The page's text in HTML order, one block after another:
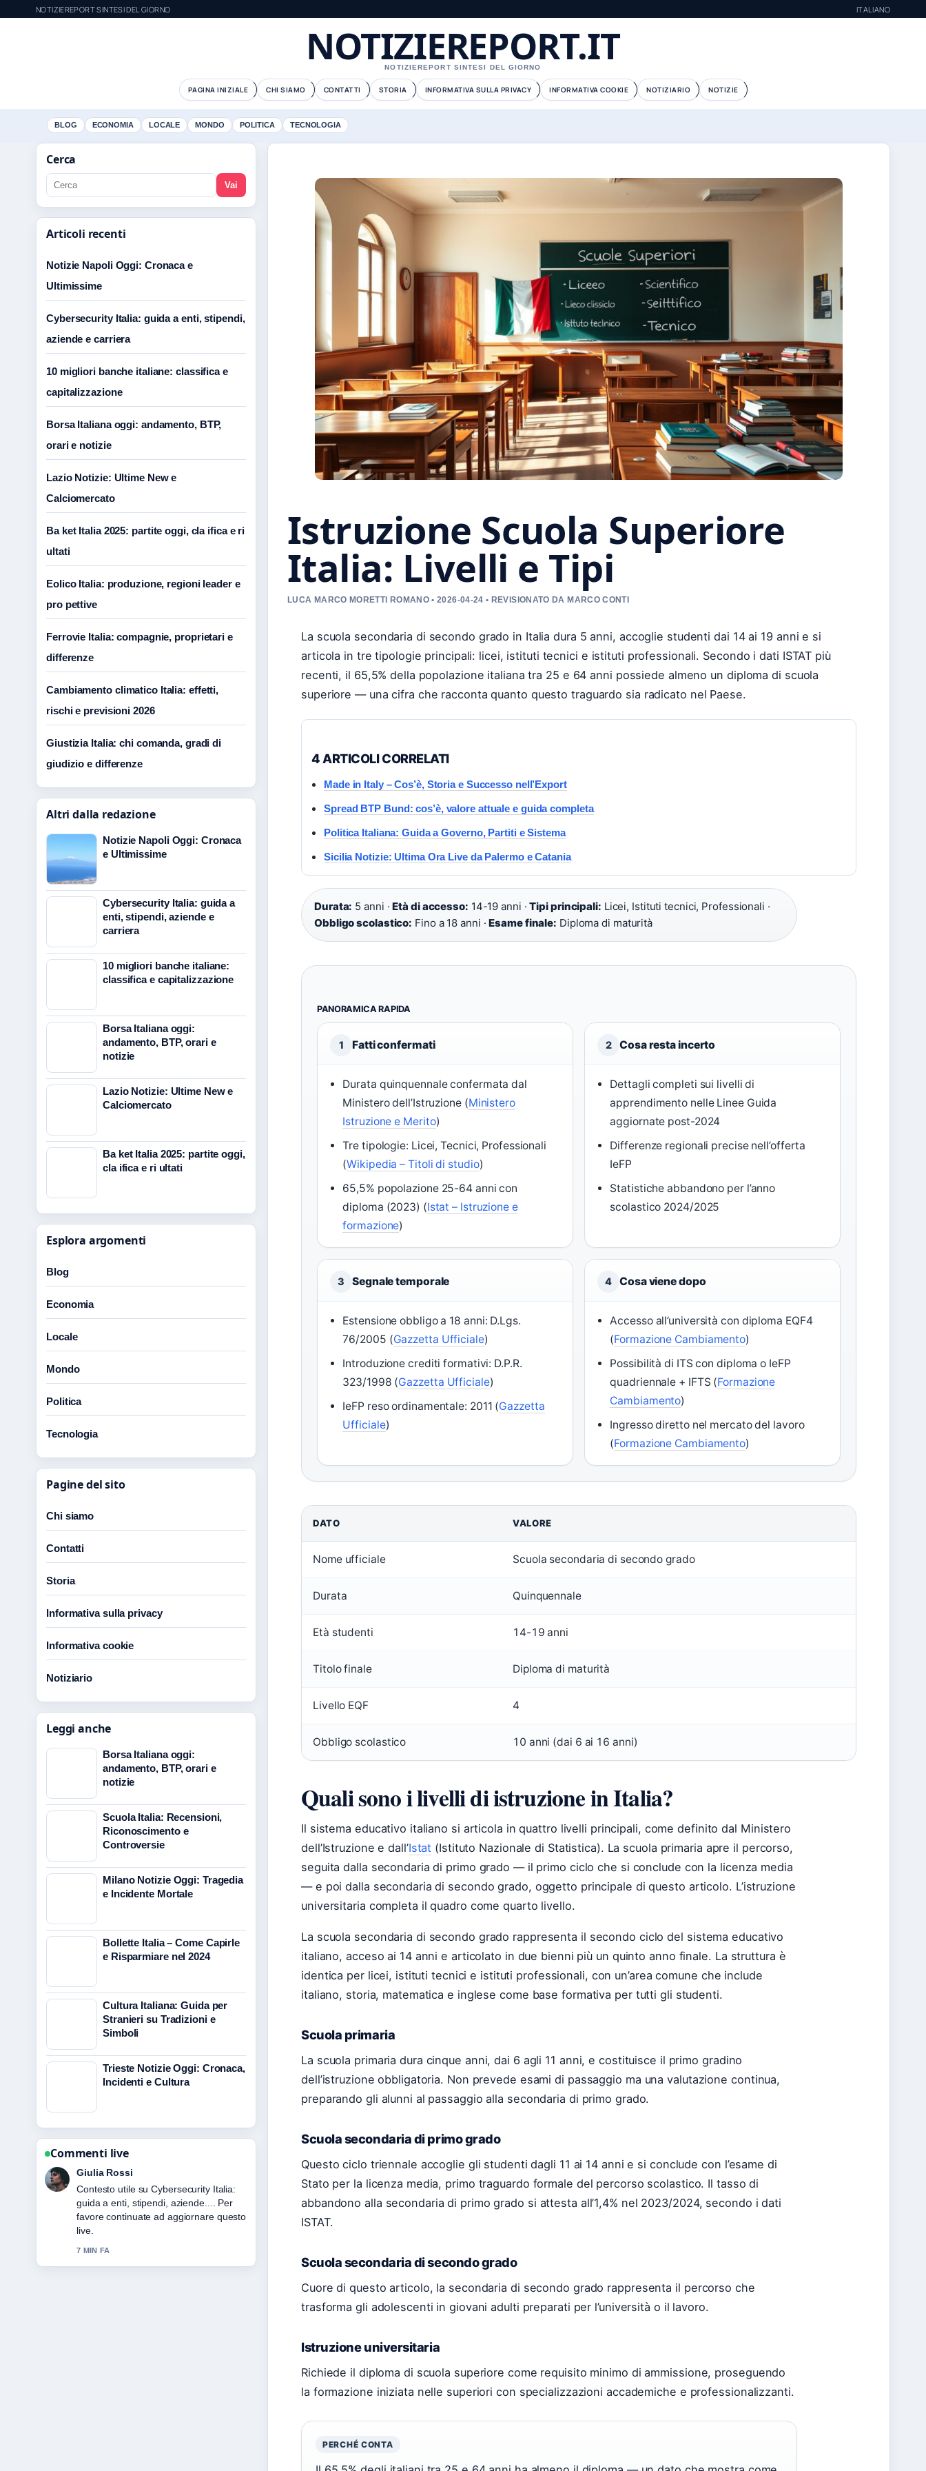
NOTIZIEREPORT SINTESI DEL GIORNO ITALIANO
NOTIZIEREPORT.IT
NOTIZIEREPORT SINTESI DEL GIORNO
PAGINA INIZIALE CHI SIAMO CONTATTI STORIA INFORMATIVA SULLA PRIVACY INFORMATIVA COOKIE NOTIZIARIO NOTIZIE
BLOG ECONOMIA LOCALE MONDO POLITICA TECNOLOGIA
Istruzione Scuola Superiore
Italia: Livelli e Tipi
LUCA MARCO MORETTI ROMANO • 2026-04-24 • REVISIONATO DA MARCO CONTI
La scuola secondaria di secondo grado in Italia dura 5 anni, accoglie studenti dai 14 ai 19 anni e si
articola in tre tipologie principali: licei, istituti tecnici e istituti professionali. Secondo i dati ISTAT più
recenti, il 65,5% della popolazione italiana tra 25 e 64 anni possiede almeno un diploma di scuola
superiore — una cifra che racconta quanto questo traguardo sia radicato nel Paese.
4 ARTICOLI CORRELATI
Made in Italy – Cos’è, Storia e Successo nell’Export
Spread BTP Bund: cos’è, valore attuale e guida completa
Politica Italiana: Guida a Governo, Partiti e Sistema
Sicilia Notizie: Ultima Ora Live da Palermo e Catania
Durata: 5 anni ·Età di accesso: 14-19 anni ·Tipi principali: Licei, Istituti tecnici, Professionali ·
Obbligo scolastico: Fino a 18 anni ·Esame finale: Diploma di maturità
PANORAMICA RAPIDA
1 Fatti confermati
Durata quinquennale confermata dal
Ministero dell’Istruzione (Ministero
Istruzione e Merito)
Tre tipologie: Licei, Tecnici, Professionali
(Wikipedia – Titoli di studio)
65,5% popolazione 25-64 anni con
diploma (2023) (Istat – Istruzione e
formazione)
2 Cosa resta incerto
Dettagli completi sui livelli di
apprendimento nelle Linee Guida
aggiornate post-2024
Differenze regionali precise nell’offerta
IeFP
Statistiche abbandono per l’anno
scolastico 2024/2025
3 Segnale temporale
Estensione obbligo a 18 anni: D.Lgs.
76/2005 (Gazzetta Ufficiale)
Introduzione crediti formativi: D.P.R.
323/1998 (Gazzetta Ufficiale)
IeFP reso ordinamentale: 2011 (Gazzetta
Ufficiale)
4 Cosa viene dopo
Accesso all’università con diploma EQF4
(Formazione Cambiamento)
Possibilità di ITS con diploma o IeFP
quadriennale + IFTS (Formazione
Cambiamento)
Ingresso diretto nel mercato del lavoro
(Formazione Cambiamento)
DATO VALORE
Nome ufficiale Scuola secondaria di secondo grado
Durata Quinquennale
Età studenti 14-19 anni
Titolo finale Diploma di maturità
Livello EQF 4
Obbligo scolastico 10 anni (dai 6 ai 16 anni)
Quali sono i livelli di istruzione in Italia?
Il sistema educativo italiano si articola in quattro livelli principali, come definito dal Ministero
dell’Istruzione e dall’Istat (Istituto Nazionale di Statistica). La scuola primaria apre il percorso,
seguita dalla secondaria di primo grado — il primo ciclo che si conclude con la licenza media
— e poi dalla secondaria di secondo grado, oggetto principale di questo articolo. L’istruzione
universitaria completa il quadro come quarto livello.
La scuola secondaria di secondo grado rappresenta il secondo ciclo del sistema educativo
italiano, acceso ai 14 anni e articolato in due bienni più un quinto anno finale. La struttura è
identica per licei, istituti tecnici e istituti professionali, con un’area comune che include
italiano, storia, matematica e inglese come base formativa per tutti gli studenti.
Scuola primaria
La scuola primaria dura cinque anni, dai 6 agli 11 anni, e costituisce il primo gradino
dell’istruzione obbligatoria. Non prevede esami di passaggio ma una valutazione continua,
preparando gli alunni al passaggio alla secondaria di primo grado.
Scuola secondaria di primo grado
Questo ciclo triennale accoglie gli studenti dagli 11 ai 14 anni e si conclude con l’esame di
Stato per la licenza media, primo traguardo formale del percorso scolastico. Il tasso di
abbandono alla secondaria di primo grado si attesta all’1,4% nel 2023/2024, secondo i dati
ISTAT.
Scuola secondaria di secondo grado
Cuore di questo articolo, la secondaria di secondo grado rappresenta il percorso che
trasforma gli adolescenti in giovani adulti preparati per l’università o il lavoro.
Istruzione universitaria
Richiede il diploma di scuola superiore come requisito minimo di ammissione, proseguendo
la formazione iniziata nelle superiori con specializzazioni accademiche e professionalizzanti.
PERCHÉ CONTA
Cerca
Vai
Articoli recenti
Notizie Napoli Oggi: Cronaca e
Ultimissime
Cybersecurity Italia: guida a enti, stipendi,
aziende e carriera
10 migliori banche italiane: classifica e
capitalizzazione
Borsa Italiana oggi: andamento, BTP,
orari e notizie
Lazio Notizie: Ultime New e
Calciomercato
Ba ket Italia 2025: partite oggi, cla ifica e ri
ultati
Eolico Italia: produzione, regioni leader e
pro pettive
Ferrovie Italia: compagnie, proprietari e
differenze
Cambiamento climatico Italia: effetti,
rischi e previsioni 2026
Giustizia Italia: chi comanda, gradi di
giudizio e differenze
Altri dalla redazione
Notizie Napoli Oggi: Cronaca
e Ultimissime
Cybersecurity Italia: guida a
enti, stipendi, aziende e
carriera
10 migliori banche italiane:
classifica e capitalizzazione
Borsa Italiana oggi:
andamento, BTP, orari e
notizie
Lazio Notizie: Ultime New e
Calciomercato
Ba ket Italia 2025: partite oggi,
cla ifica e ri ultati
Esplora argomenti
Blog
Economia
Locale
Mondo
Politica
Tecnologia
Pagine del sito
Chi siamo
Contatti
Storia
Informativa sulla privacy
Informativa cookie
Notiziario
Leggi anche
Borsa Italiana oggi:
andamento, BTP, orari e
notizie
Scuola Italia: Recensioni,
Riconoscimento e
Controversie
Milano Notizie Oggi: Tragedia
e Incidente Mortale
Bollette Italia – Come Capirle
e Risparmiare nel 2024
Cultura Italiana: Guida per
Stranieri su Tradizioni e
Simboli
Trieste Notizie Oggi: Cronaca,
Incidenti e Cultura
Commenti live
Marco Bianchi
La copertura di 10 migliori banche
italiane: classifica e capitalizzazione
sembra solida e molto facile da seguire.
9 MIN FA